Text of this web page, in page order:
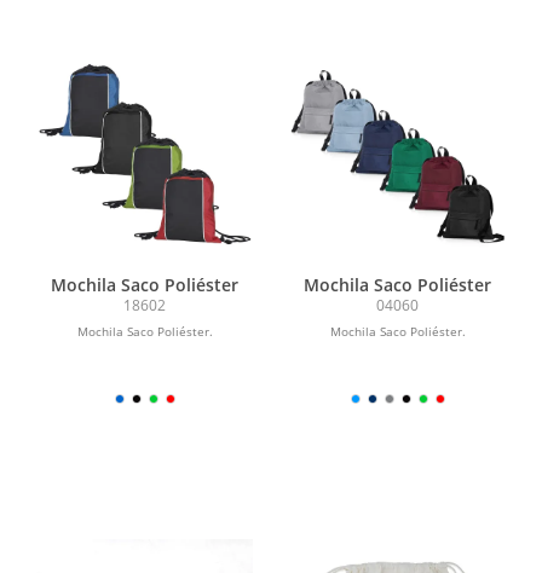
Mochila Saco Poliéster
18602
Mochila Saco Poliéster.
Mochila Saco Poliéster
04060
Mochila Saco Poliéster.